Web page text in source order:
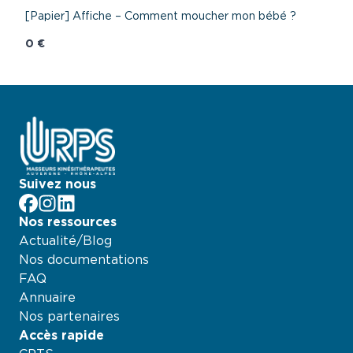
[Papier] Affiche – Comment moucher mon bébé ?
0 €
Suivez nous
facebook
Instagram
LinkedIn
Nos ressources
Actualité/Blog
Nos documentations
FAQ
Annuaire
Nos partenaires
Accès rapide